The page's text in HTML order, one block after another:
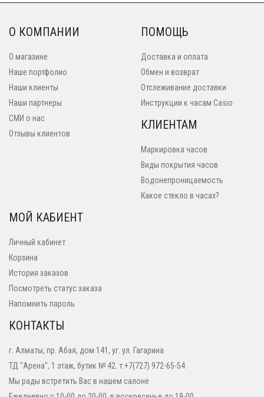
О КОМПАНИИ
О магазине
Наше портфолио
Наши клиенты
Наши партнеры
СМИ о нас
Отзывы клиентов
ПОМОЩЬ
Доставка и оплата
Обмен и возврат
Отслеживание доставки
Инструкции к часам Casio
КЛИЕНТАМ
Маркировка часов
Виды покрытия часов
Водонепроницаемость
Какое стекло в часах?
МОЙ КАБИЕНТ
Личный кабинет
Корзина
История заказов
Посмотреть статус заказа
Напомнить пароль
КОНТАКТЫ
г. Алматы, пр. Абая, дом 141, уг. ул. Гагарина
ТД "Арена", 1 этаж, бутик № 42. т.+7(727) 972-65-54
Мы рады встретить Вас в нашем салоне